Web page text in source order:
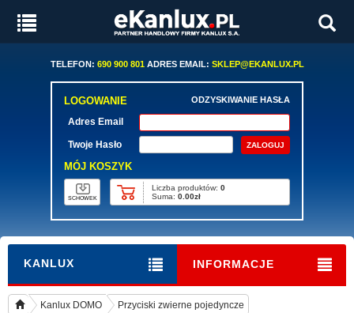
TELEFON: 690 900 801ADRES EMAIL: SKLEP@EKANLUX.PL
LOGOWANIE ODZYSKIWANIE HASŁA
Adres Email
Twoje Hasło
MÓJ KOSZYK
SCHOWEK
Liczba produktów: 0
Suma: 0.00zł
KANLUX INFORMACJE
Kanlux DOMO Przyciski zwierne pojedyncze